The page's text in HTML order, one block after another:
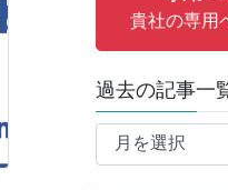
貴社の専用
過去の記事一
過